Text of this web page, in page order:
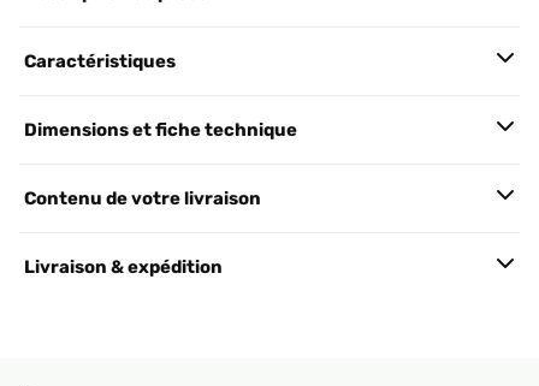
Caractéristiques
Dimensions et fiche technique
Contenu de votre livraison
Livraison & expédition